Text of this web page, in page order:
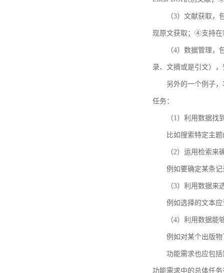
（3）文献获取
现原文获取；④支持在
（4）数据管理
录、文摘或是引文）
另外的一个例子，
任务：
（1）利用数据找
比如搜索特定主
（2）运用检索来
例如要确定某条
（3）利用数据来
例如选择的文本
（4）利用数据能
例如对某个出版
功能需求也应包括
功能需求中的总体任